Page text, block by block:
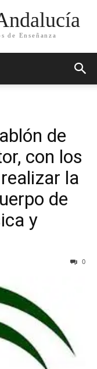
de Enseñanza
de
con los
la
de
y
0